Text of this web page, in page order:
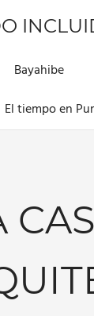
Bayahibe
El tiempo en